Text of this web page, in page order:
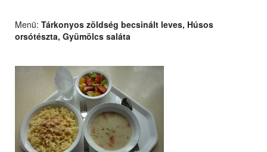
Menü: Tárkonyos zöldség becsinált leves, Húsos
orsótészta, Gyümölcs saláta